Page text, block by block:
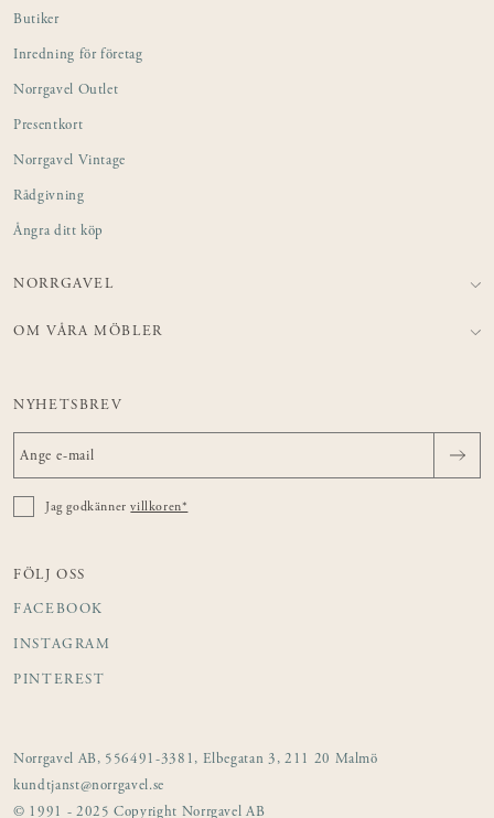
Butiker
Inredning för företag
Norrgavel Outlet
Presentkort
Norrgavel Vintage
Rådgivning
Ångra ditt köp
NORRGAVEL
OM VÅRA MÖBLER
NYHETSBREV
Jag godkännervillkoren*
FÖLJ OSS
FACEBOOK
INSTAGRAM
PINTEREST
Norrgavel AB, 556491-3381, Elbegatan 3, 211 20 Malmö
kundtjanst@norrgavel.se
© 1991 - 2025 Copyright Norrgavel AB